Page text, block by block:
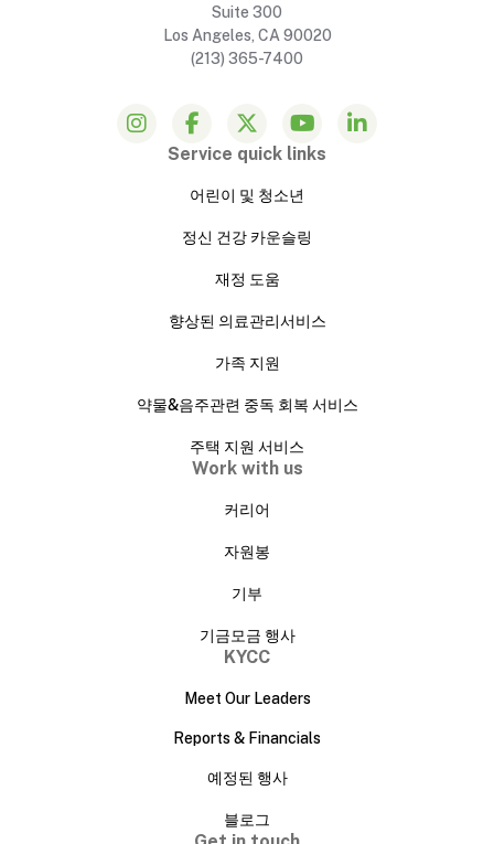
Suite 300
Los Angeles, CA 90020
(213) 365-7400
Service quick links
어린이 및 청소년
정신 건강 카운슬링
재정 도움
향상된 의료관리서비스
가족 지원
약물&음주관련 중독 회복 서비스
주택 지원 서비스
Work with us
커리어
자원봉
기부
기금모금 행사
KYCC
Meet Our Leaders
Reports & Financials
예정된 행사
블로그